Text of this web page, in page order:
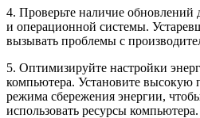
4. Проверьте наличие обновлений
и операционной системы.
вызывать проблемы с
5. Оптимизируйте настройки
компьютера. Установите высокую
режима сбережения энергии,
использовать ресурсы компьютера.